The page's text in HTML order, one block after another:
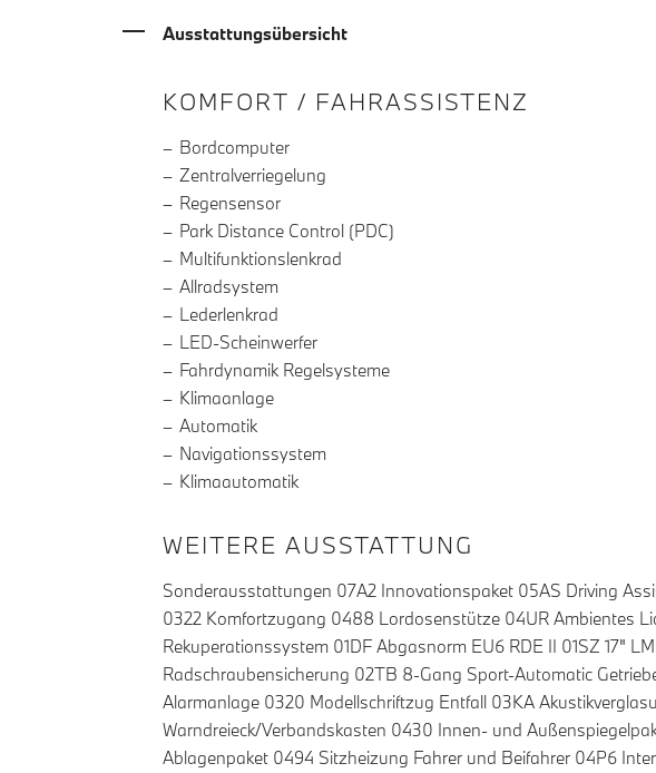
Ausstattungsübersicht
INFORMATIONEN ÜBER DIE
KOMFORT / FAHRASSISTENZ
Bordcomputer
Zentralverriegelung
Regensensor
Park Distance Control (PDC)
Multifunktionslenkrad
Allradsystem
Lederlenkrad
LED-Scheinwerfer
Fahrdynamik Regelsysteme
Klimaanlage
Automatik
Navigationssystem
Klimaautomatik
WEITERE AUSSTATTUNG
Sonderausstattungen 07A2 Innovationspaket 05AS Driving
0322 Komfortzugang 0488 Lordosenstütze 04UR Ambientes
Rekuperationssystem 01DF Abgasnorm EU6 RDE II 01SZ 17"
Radschraubensicherung 02TB 8-Gang Sport-Automatic
Alarmanlage 0320 Modellschriftzug Entfall 03KA
Warndreieck/Verbandskasten 0430 Innen- und
Ablagenpaket 0494 Sitzheizung Fahrer und Beifahrer 04P6